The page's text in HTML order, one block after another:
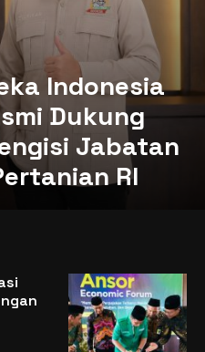
Indonesia
Dukung
Jabatan
RI